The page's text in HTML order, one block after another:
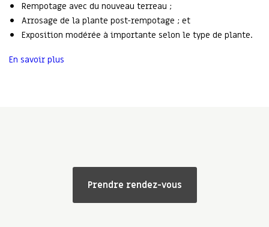
Rempotage avec du nouveau terreau ;
Arrosage de la plante post-rempotage ; et
Exposition modérée à importante selon le type de plante.
En savoir plus
Prendre rendez-vous